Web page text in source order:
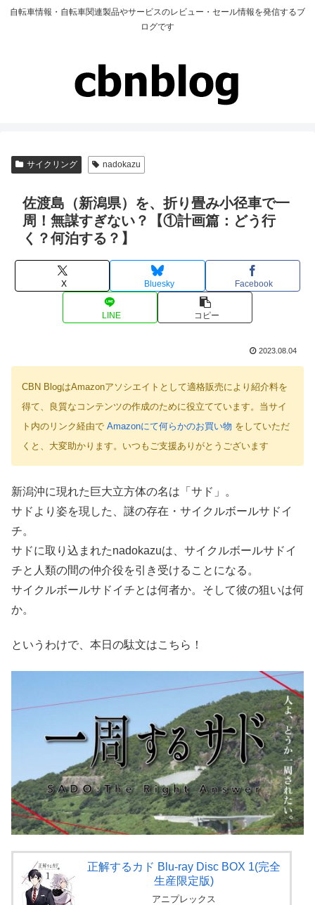
自転車情報・自転車関連製品やサービスのレビュー・セール情報を発信するブ
ログです
サイクリング nadokazu
佐渡島（新潟県）を、折り畳み小径車で一
周！無謀すぎない？【①計画篇：どう行
く？何泊する？】
X Bluesky Facebook
LINE コピー
2023.08.04
CBN BlogはAmazonアソシエイトとして適格販売により紹介料を
得て、良質なコンテンツの作成のために役立てています。当サイ
ト内のリンク経由で Amazonにて何らかのお買い物 をしていただ
くと、大変助かります。いつもご支援ありがとうございます
新潟沖に現れた巨大立方体の名は「サド」。
サドより姿を現した、謎の存在・サイクルボールサドイ
チ。
サドに取り込まれたnadokazuは、サイクルボールサドイ
チと人類の間の仲介役を引き受けることになる。
サイクルボールサドイチとは何者か。そして彼の狙いは何
か。
というわけで、本日の駄文はこちら！
正解するカド Blu-ray Disc BOX 1(完全
生産限定版)
アニプレックス